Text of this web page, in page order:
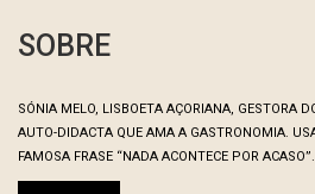
SOBRE
SÓNIA MELO, LISBOETA AÇORIANA, GESTORA
AUTO-DIDACTA QUE AMA A GASTRONOMIA.
FAMOSA FRASE “NADA ACONTECE POR ACASO”.